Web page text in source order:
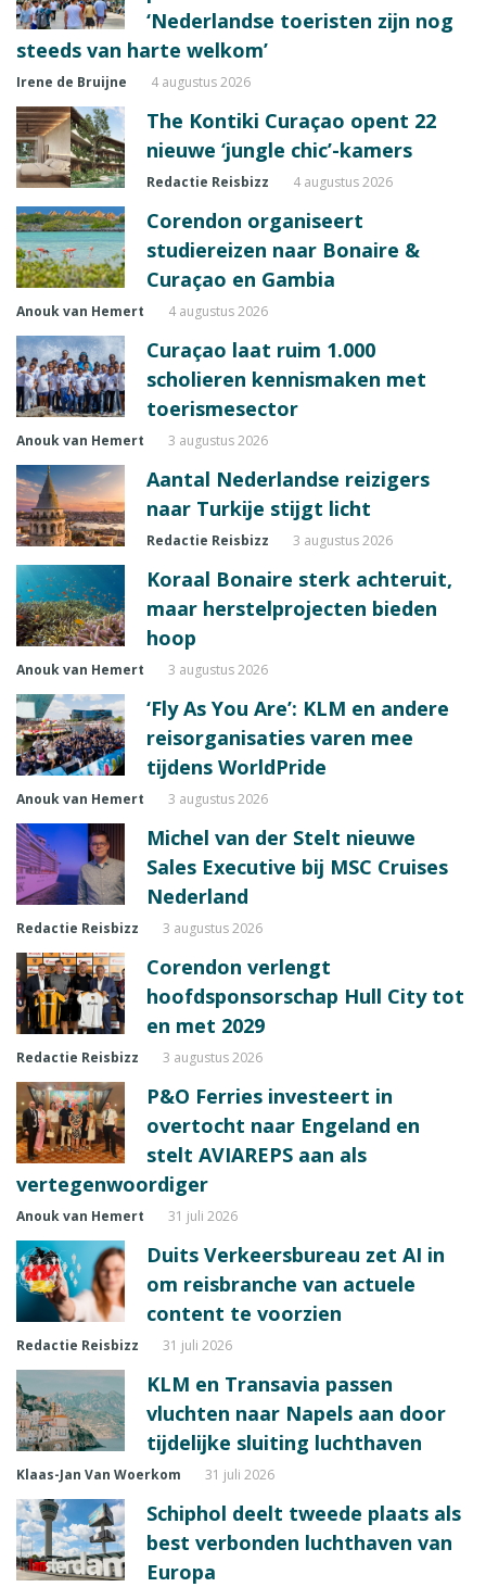
‘Nederlandse toeristen zijn nog
steeds van harte welkom’
Irene de Bruijne 4 augustus 2026
The Kontiki Curaçao opent 22
nieuwe ‘jungle chic’-kamers
Redactie Reisbizz 4 augustus 2026
Corendon organiseert
studiereizen naar Bonaire &
Curaçao en Gambia
Anouk van Hemert 4 augustus 2026
Curaçao laat ruim 1.000
scholieren kennismaken met
toerismesector
Anouk van Hemert 3 augustus 2026
Aantal Nederlandse reizigers
naar Turkije stijgt licht
Redactie Reisbizz 3 augustus 2026
Koraal Bonaire sterk achteruit,
maar herstelprojecten bieden
hoop
Anouk van Hemert 3 augustus 2026
‘Fly As You Are’: KLM en andere
reisorganisaties varen mee
tijdens WorldPride
Anouk van Hemert 3 augustus 2026
Michel van der Stelt nieuwe
Sales Executive bij MSC Cruises
Nederland
Redactie Reisbizz 3 augustus 2026
Corendon verlengt
hoofdsponsorschap Hull City tot
en met 2029
Redactie Reisbizz 3 augustus 2026
P&O Ferries investeert in
overtocht naar Engeland en
stelt AVIAREPS aan als
vertegenwoordiger
Anouk van Hemert 31 juli 2026
Duits Verkeersbureau zet AI in
om reisbranche van actuele
content te voorzien
Redactie Reisbizz 31 juli 2026
KLM en Transavia passen
vluchten naar Napels aan door
tijdelijke sluiting luchthaven
Klaas-Jan Van Woerkom 31 juli 2026
Schiphol deelt tweede plaats als
best verbonden luchthaven van
Europa